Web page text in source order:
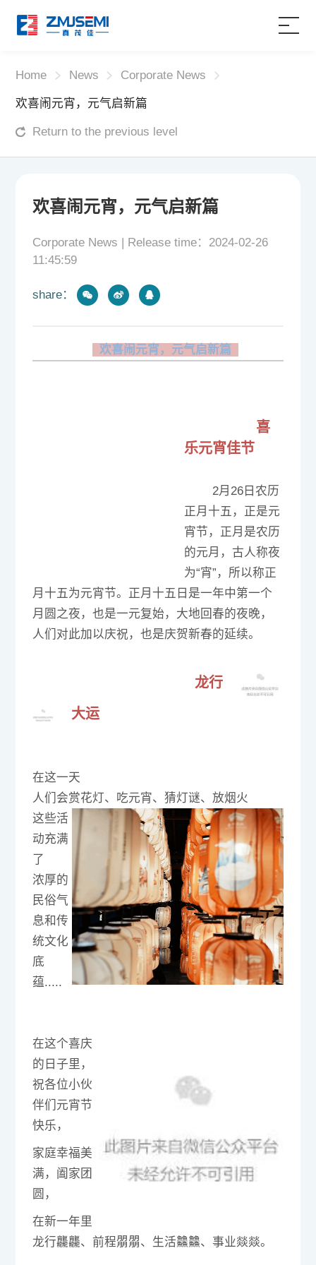
Home
Applications
About Us
Service Support
Home News Corporate News
欢喜闹元宵，元气启新篇
Return to the previous level
欢喜闹元宵，元气启新篇
Corporate News | Release time：2024-02-26
11:45:59
share：
欢喜闹元宵，元气启新篇
喜
乐元宵佳节
2月26日农历
正月十五，正是元
宵节，正月是农历
的元月，古人称夜
为“宵”，所以称正
月十五为元宵节。正月十五日是一年中第一个
月圆之夜，也是一元复始，大地回春的夜晚，
人们对此加以庆祝，也是庆贺新春的延续。
龙行
大运
在这一天
人们会赏花灯、吃元宵、猜灯谜、放烟火
这些活
动充满
了
浓厚的
民俗气
息和传
统文化
底
蕴.....
在这个喜庆
的日子里，
祝各位小伙
伴们元宵节
快乐，
家庭幸福美
满，阖家团
圆，
在新一年里
龙行龘龘、 前程朤朤、生活䲜䲜、事业燚燚。